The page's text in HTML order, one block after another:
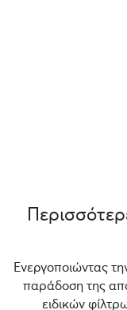
Ενεργοποιώντας
παράδοση της
ειδικών